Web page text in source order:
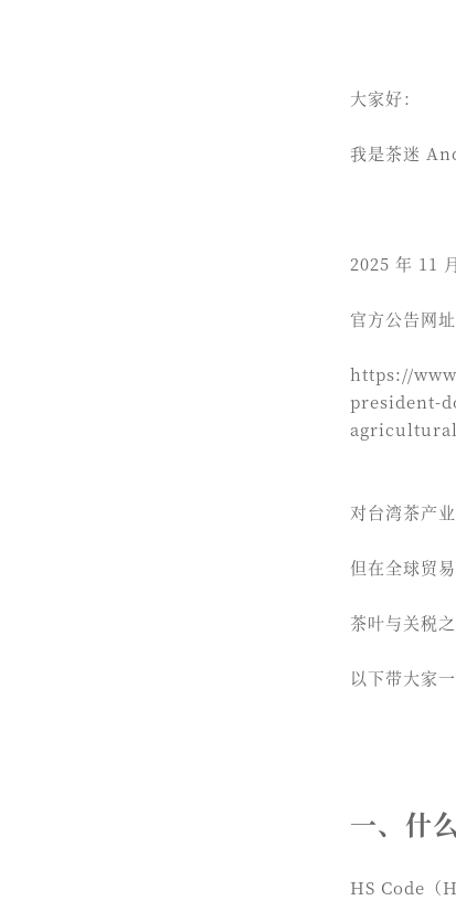
大家好：
我是茶迷
2025 年 11
官方公告网址
https://
president-
对台湾茶产
但在全球贸
茶叶与关税
以下带大家一
一、什
HS Code（